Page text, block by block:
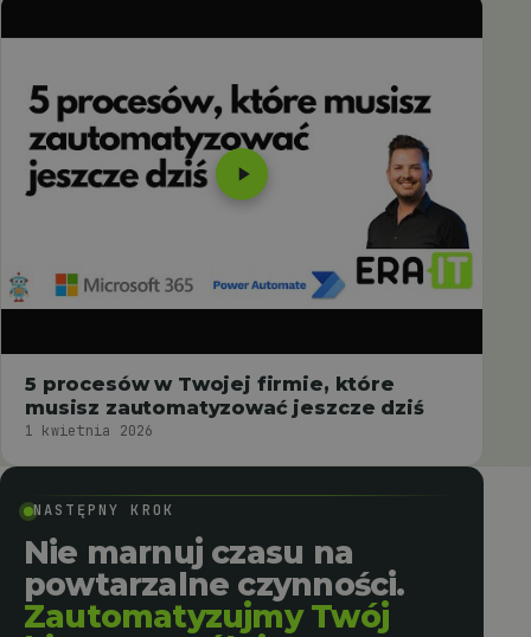
5 procesów w Twojej firmie, które
musisz zautomatyzować jeszcze dziś
1 kwietnia 2026
NASTĘPNY KROK
Nie marnuj czasu na
powtarzalne czynności.
Zautomatyzujmy Twój